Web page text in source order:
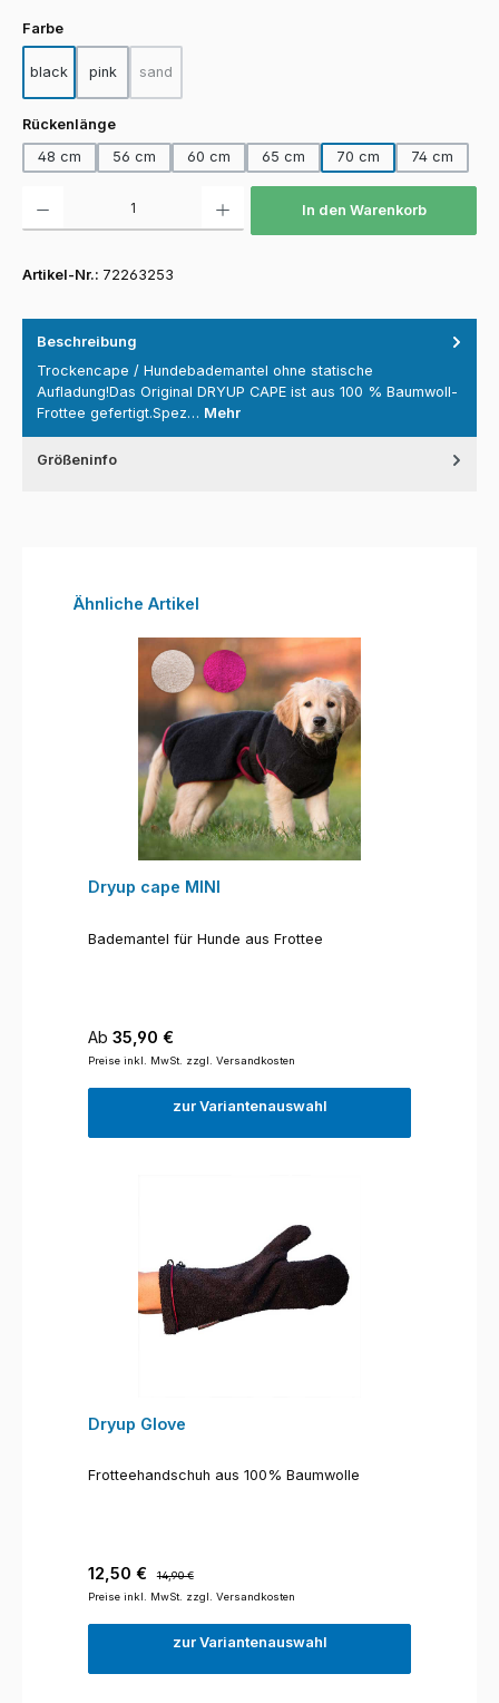
Farbeauswählen
black pink sand
(Diese Option ist zurzeit nicht verfügbar.)
Rückenlängeauswählen
48 cm
56 cm 60 cm 65 cm 70 cm 74 cm
In den Warenkorb
Artikel-Nr.: 72263253
Beschreibung
Trockencape / Hundebademantel ohne statische
Aufladung!Das Original DRYUP CAPE ist aus 100 % Baumwoll-
Frottee gefertigt.Spez… Mehr
Größeninfo
Produktgalerie überspringen
Ähnliche Artikel
Dryup cape MINI
Bademantel für Hunde aus Frottee
Regulärer Preis:
Ab 35,90 €
Preise inkl. MwSt. zzgl. Versandkosten
zur Variantenauswahl
Dryup Glove
Frotteehandschuh aus 100% Baumwolle
Verkaufspreis:
12,50 €
14,90 €
Preise inkl. MwSt. zzgl. Versandkosten
zur Variantenauswahl